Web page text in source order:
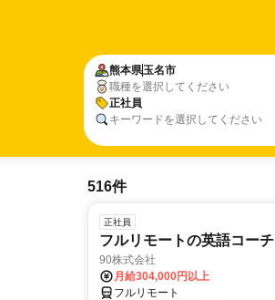
熊本県玉名市
職種を選択してください
正社員
キーワードを選択してください
516件
正社員
フルリモートの英語コーチ
90株式会社
月給304,000円以上
フルリモート